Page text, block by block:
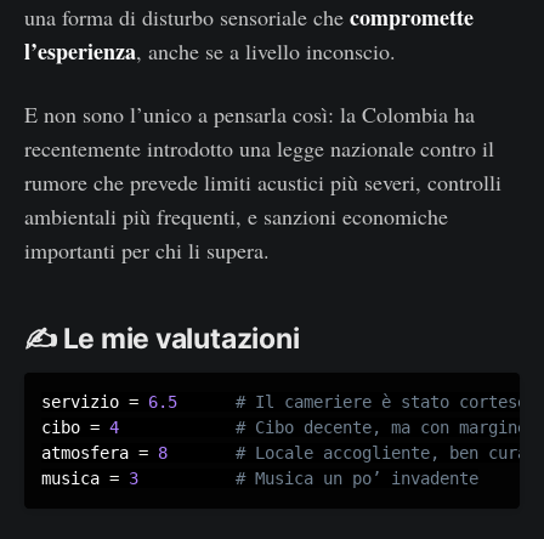
una forma di disturbo sensoriale che compromette
l’esperienza, anche se a livello inconscio.
E non sono l’unico a pensarla così: la Colombia ha
recentemente introdotto una legge nazionale contro il
rumore che prevede limiti acustici più severi, controlli
ambientali più frequenti, e sanzioni economiche
importanti per chi li supera.
✍️ Le mie valutazioni
servizio = 6.5
cibo = 4
atmosfera = 8
musica = 3 # Musica un po’ invadente